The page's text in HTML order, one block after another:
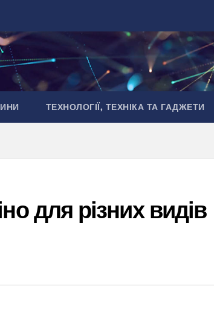
ТЕХНОЛОГІЇ, ТЕХНІКА ТА ГАДЖЕТИ
для різних видів